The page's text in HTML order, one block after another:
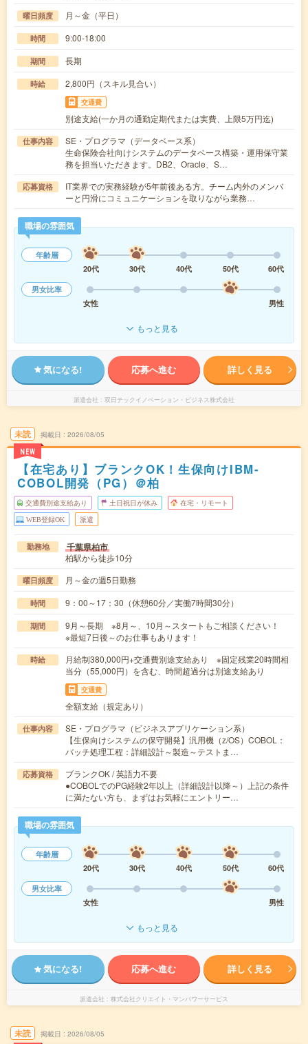
曜日頻度 月～金（平日）
時間 9:00-18:00
期間 長期
時給 2,800円（スキル見合い）
交通費
別途支給(一か月の通勤定期代または実費、上限5万円迄)
仕事内容
SE・プログラマ（データベース系）
生命保険会社向けシステムのデータベース構築・運用保守業
務を担当いただきます。DB2、Oracle、S…
応募資格
IT業界での実務経験が5年前後ある方。チーム内外のメンバ
ーと円滑にコミュニケーションを取りながら業務…
職場の雰囲気
年齢層
20代
30代 40代 50代
60代
男女比率
女性
男性
もっと見る
気になる! 応募へ進む 詳しく見る
派遣会社 双日テックイノベーション・ビジネス株式会社
未読
NEW
掲載日 2026/08/05
【在宅あり】ブランクOK！生保向けIBM-
COBOL開発（PG）＠柏
交通費別途支給あり 土日祝日が休み 在宅・リモート
WEB登録OK 派遣
勤務地 千葉県柏市
柏駅から徒歩10分
曜日頻度 月～金の週5日勤務
時間 9：00～17：30（休憩60分／実働7時間30分）
期間
9月～長期 ※8月～、10月～スタートもご相談ください！
※最短7日後～のお仕事もあります！
時給
月給制380,000円+交通費別途支給あり ※固定残業20時間相
当分（55,000円）を含む、時間超過分は別途支給あり
交通費
全額支給（規定あり）
仕事内容
SE・プログラマ（ビジネスアプリケーション系）
【生保向けシステムの保守開発】汎用機（z/OS）COBOL：
バッチ処理工程：詳細設計～製造～テストま…
応募資格
ブランクOK / 英語力不要
●COBOLでのPG経験2年以上（詳細設計以降～）上記の条件
に満たない方も、まずはお気軽にエントリー…
職場の雰囲気
年齢層
20代
30代 40代 50代
60代
男女比率
女性
男性
もっと見る
気になる! 応募へ進む 詳しく見る
派遣会社 株式会社クリエイト・マンパワーサービス
未読 掲載日 2026/08/05